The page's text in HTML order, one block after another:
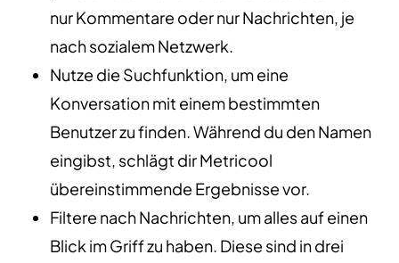
nur Kommentare oder nur Nachrichten, je
nach sozialem Netzwerk.
Nutze die Suchfunktion, um eine
Konversation mit einem bestimmten
Benutzer zu finden. Während du den Namen
eingibst, schlägt dir Metricool
übereinstimmende Ergebnisse vor.
Filtere nach Nachrichten, um alles auf einen
Blick im Griff zu haben. Diese sind in drei